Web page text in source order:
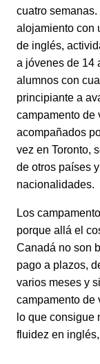
cuatro
alojamiento con
de inglés,
a jóvenes de 14
alumnos con
principiante a
campamento de
acompañados
vez en Toronto,
de otros países
nacionalidades.
Los
porque allá el
Canadá no son
pago a plazos,
varios meses y
campamento de
lo que consigue
fluidez en